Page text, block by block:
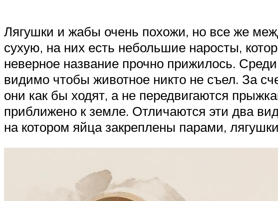
Лягушки и жабы очень похожи, но все же
сухую, на них есть небольшие наросты,
неверное название прочно прижилось.
видимо чтобы животное никто не съел. За
они как бы ходят, а не передвигаются
приближено к земле. Отличаются эти два
на котором яйца закреплены парами,